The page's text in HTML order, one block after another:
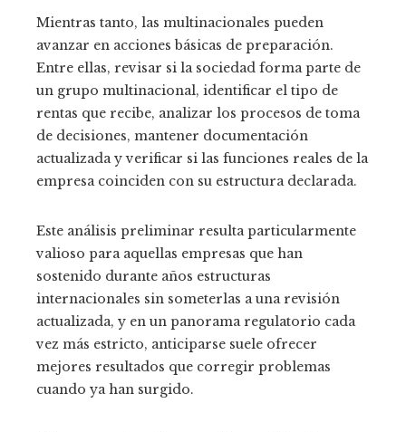
Mientras tanto, las multinacionales pueden
avanzar en acciones básicas de preparación.
Entre ellas, revisar si la sociedad forma parte de
un grupo multinacional, identificar el tipo de
rentas que recibe, analizar los procesos de toma
de decisiones, mantener documentación
actualizada y verificar si las funciones reales de la
empresa coinciden con su estructura declarada.
Este análisis preliminar resulta particularmente
valioso para aquellas empresas que han
sostenido durante años estructuras
internacionales sin someterlas a una revisión
actualizada, y en un panorama regulatorio cada
vez más estricto, anticiparse suele ofrecer
mejores resultados que corregir problemas
cuando ya han surgido.